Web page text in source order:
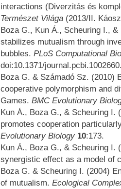
interactions (Diverzitás és
Természet Világa (2013/II.
Boza G., Kun Á., Scheuring I.,
stabilizes mutualism through
bubbles. PLoS Computational
doi:10.1371/
Boza G. & Számadó Sz. (2010)
cooperative polymorphism and
Games. BMC Evolutionary
Kun Á., Boza G., & Scheuring I.
promotes cooperation
Evolutionary Biology 10:173.
Kun Á., Boza G., & Scheuring I.
synergistic effect as a model of
Boza G. & Scheuring I. (2004)
of mutualism. Ecological